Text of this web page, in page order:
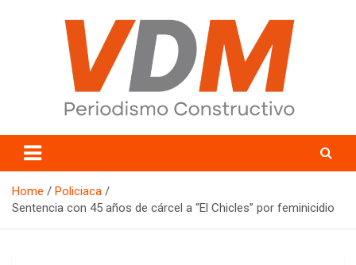
valledelmayo.com
Home
Policiaca
Sentencia con 45 años de cárcel a “El Chicles” por feminicidio